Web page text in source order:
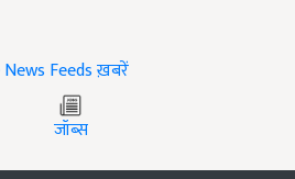
ख़बरें
जॉब्स